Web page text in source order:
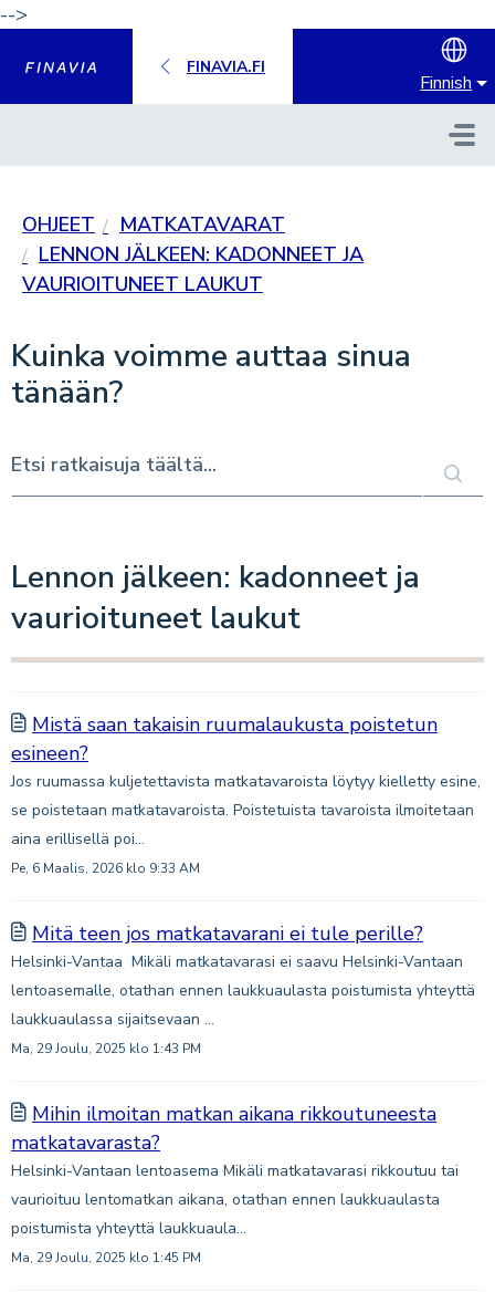
-->
FINAVIA.FI
Finnish
OHJEET
MATKATAVARAT
LENNON JÄLKEEN: KADONNEET JA
VAURIOITUNEET LAUKUT
Kuinka voimme auttaa sinua
tänään?
Lennon jälkeen: kadonneet ja
vaurioituneet laukut
Mistä saan takaisin ruumalaukusta poistetun
esineen?
Jos ruumassa kuljetettavista matkatavaroista löytyy kielletty esine,
se poistetaan matkatavaroista. Poistetuista tavaroista ilmoitetaan
aina erillisellä poi...
Pe, 6 Maalis, 2026 klo 9:33 AM
Mitä teen jos matkatavarani ei tule perille?
Helsinki-Vantaa Mikäli matkatavarasi ei saavu Helsinki-Vantaan
lentoasemalle, otathan ennen laukkuaulasta poistumista yhteyttä
laukkuaulassa sijaitsevaan ...
Ma, 29 Joulu, 2025 klo 1:43 PM
Mihin ilmoitan matkan aikana rikkoutuneesta
matkatavarasta?
Helsinki-Vantaan lentoasema Mikäli matkatavarasi rikkoutuu tai
vaurioituu lentomatkan aikana, otathan ennen laukkuaulasta
poistumista yhteyttä laukkuaula...
Ma, 29 Joulu, 2025 klo 1:45 PM